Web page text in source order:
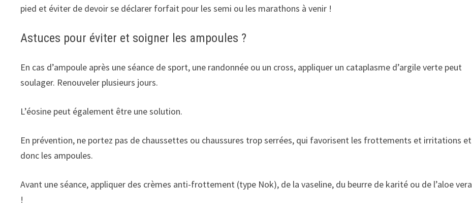
pied et éviter de devoir se déclarer forfait pour les semi ou les marathons à venir !
Astuces pour éviter et soigner les ampoules ?
En cas d’ampoule après une séance de sport, une randonnée ou un cross, appliquer un cataplasme d’argile verte peut
soulager. Renouveler plusieurs jours.
L’éosine peut également être une solution.
En prévention, ne portez pas de chaussettes ou chaussures trop serrées, qui favorisent les frottements et irritations et
donc les ampoules.
Avant une séance, appliquer des crèmes anti-frottement (type Nok), de la vaseline, du beurre de karité ou de l’aloe vera
!